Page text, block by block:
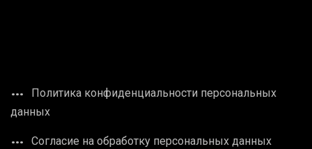
Политика конфиденциальности персональных
данных
Согласие на обработку персональных данных